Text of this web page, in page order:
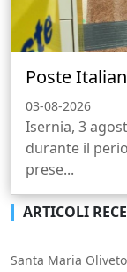
Poste
03-08-2026
Isernia, 3
durante il
prese...
ARTICOLI
Santa Maria